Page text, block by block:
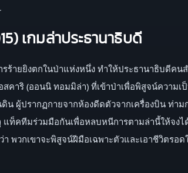
เกมล่าประธานาธิบดี
รร้ายยิงตกในป่าแห่งหนึ่ง ทำให้ประธานาธิบดี
คาริ (ออนนิ ทอมมิล่า) ที่เข้าป่าเพื่อพิสูจน์ความ
ผู้ปรากฏกายจากห้องดีดตัวจากเครื่องบิน ท่าม
ท็คทีมร่วมมือกันเพื่อหลบหนีการตามล่านี้ให้จง
พวกเขาจะพิสูจน์ฝีมือเฉพาะตัวและเอาชีวิตรอ